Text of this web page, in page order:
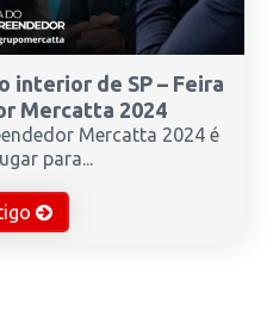
interior de SP – Feira
Mercatta 2024
Mercatta 2024 é
para...